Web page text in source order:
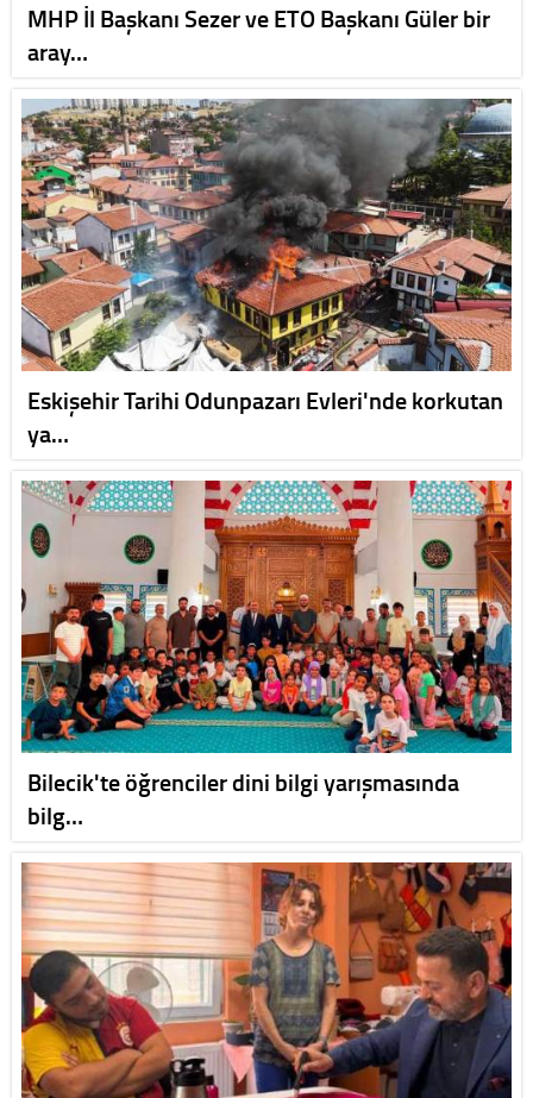
MHP İl Başkanı Sezer ve ETO Başkanı Güler bir
aray…
Eskişehir Tarihi Odunpazarı Evleri'nde korkutan
ya…
Bilecik'te öğrenciler dini bilgi yarışmasında
bilg…